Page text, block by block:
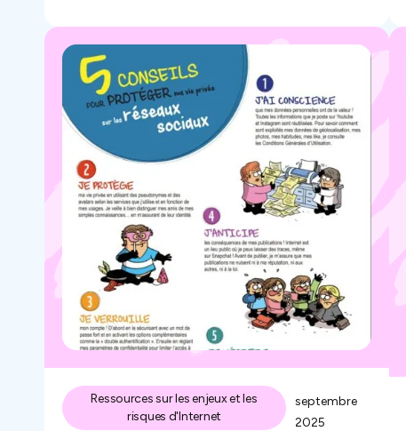
Ressources sur les enjeux et les
risques d'Internet
septembre
2025